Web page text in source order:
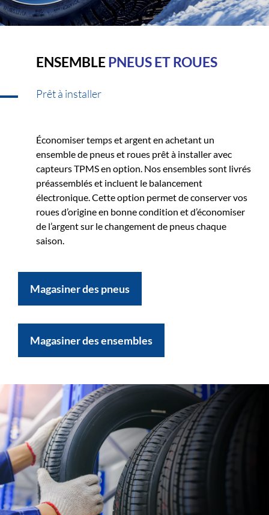
ENSEMBLEPNEUS ET ROUES
Prêt à installer
Économiser temps et argent en achetant un
ensemble de pneus et roues prêt à installer avec
capteurs TPMS en option. Nos ensembles sont livrés
préassemblés et incluent le balancement
électronique. Cette option permet de conserver vos
roues d’origine en bonne condition et d’économiser
de l’argent sur le changement de pneus chaque
saison.
Magasiner des pneus
Magasiner des ensembles